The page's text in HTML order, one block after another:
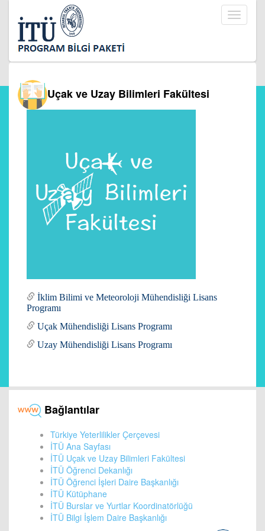
Toggle
Uçak ve Uzay Bilimleri Fakültesi
İklim Bilimi ve Meteoroloji Mühendisliği Lisans
Programı
Uçak Mühendisliği Lisans Programı
Uzay Mühendisliği Lisans Programı
Bağlantılar
Türkiye Yeterlilikler Çerçevesi
İTÜ Ana Sayfası
İTÜ Uçak ve Uzay Bilimleri Fakültesi
İTÜ Öğrenci Dekanlığı
İTÜ Öğrenci İşleri Daire Başkanlığı
İTÜ Kütüphane
İTÜ Burslar ve Yurtlar Koordinatörlüğü
İTÜ Bilgi İşlem Daire Başkanlığı